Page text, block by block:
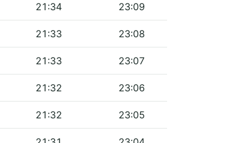
21:34 23:09
21:33 23:08
21:33 23:07
21:32 23:06
21:32 23:05